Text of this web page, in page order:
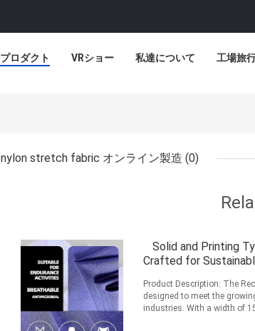
プロダクト VRショー 私達について 工場旅
nylon stretch fabric オンライン製造 (0)
Solid and Printing
Crafted for
Product Description: The
designed to meet the
industries. With a width of